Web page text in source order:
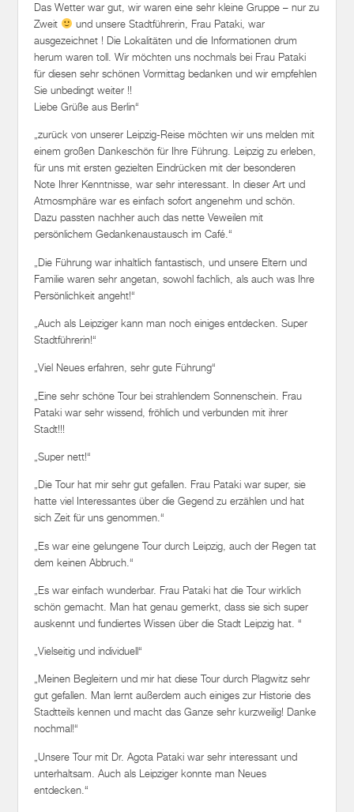
Das Wetter war gut, wir waren eine sehr kleine Gruppe – nur zu
Zweit
und unsere Stadtführerin, Frau Pataki, war
ausgezeichnet ! Die Lokalitäten und die Informationen drum
herum waren toll. Wir möchten uns nochmals bei Frau Pataki
für diesen sehr schönen Vormittag bedanken und wir empfehlen
Sie unbedingt weiter !!
Liebe Grüße aus Berlin“
„zurück von unserer Leipzig-Reise möchten wir uns melden mit
einem großen Dankeschön für Ihre Führung. Leipzig zu erleben,
für uns mit ersten gezielten Eindrücken mit der besonderen
Note Ihrer Kenntnisse, war sehr interessant. In dieser Art und
Atmosmphäre war es einfach sofort angenehm und schön.
Dazu passten nachher auch das nette Veweilen mit
persönlichem Gedankenaustausch im Café.“
„Die Führung war inhaltlich fantastisch, und unsere Eltern und
Familie waren sehr angetan, sowohl fachlich, als auch was Ihre
Persönlichkeit angeht!“
„Auch als Leipziger kann man noch einiges entdecken. Super
Stadtführerin!“
„Viel Neues erfahren, sehr gute Führung“
„Eine sehr schöne Tour bei strahlendem Sonnenschein. Frau
Pataki war sehr wissend, fröhlich und verbunden mit ihrer
Stadt!!!
„Super nett!“
„Die Tour hat mir sehr gut gefallen. Frau Pataki war super, sie
hatte viel Interessantes über die Gegend zu erzählen und hat
sich Zeit für uns genommen.“
„Es war eine gelungene Tour durch Leipzig, auch der Regen tat
dem keinen Abbruch.“
„Es war einfach wunderbar. Frau Pataki hat die Tour wirklich
schön gemacht. Man hat genau gemerkt, dass sie sich super
auskennt und fundiertes Wissen über die Stadt Leipzig hat. “
„Vielseitig und individuell“
„Meinen Begleitern und mir hat diese Tour durch Plagwitz sehr
gut gefallen. Man lernt außerdem auch einiges zur Historie des
Stadtteils kennen und macht das Ganze sehr kurzweilig! Danke
nochmal!“
„Unsere Tour mit Dr. Agota Pataki war sehr interessant und
unterhaltsam. Auch als Leipziger konnte man Neues
entdecken.“